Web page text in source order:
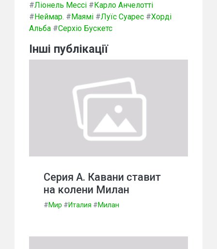
#Ліонель Мессі #Карло Анчелотті
#Неймар. #Маямі #Луїс Суарес #Хорді
Альба #Серхіо Бускетс
Інші публікації
Серия А. Кавани ставит
на колени Милан
#Мир #Италия #Милан